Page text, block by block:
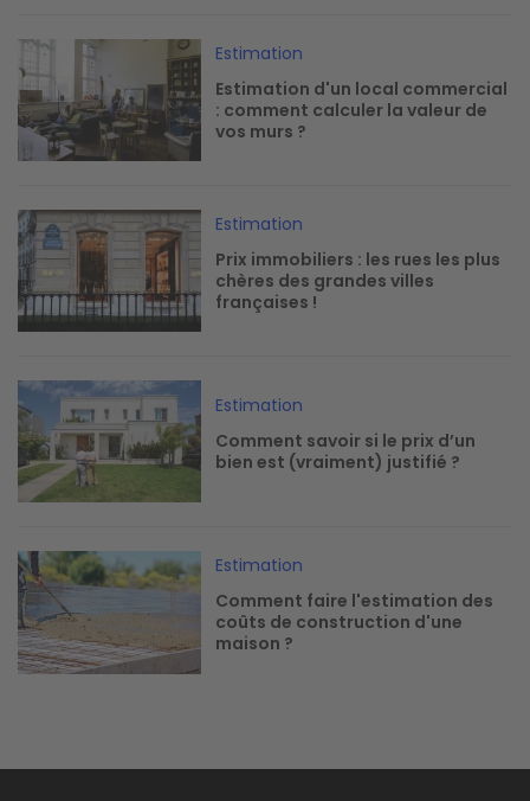
Image
Estimation
Estimation d'un local commercial
: comment calculer la valeur de
vos murs ?
Image
Estimation
Prix immobiliers : les rues les plus
chères des grandes villes
françaises !
Image
Estimation
Comment savoir si le prix d’un
bien est (vraiment) justifié ?
Image
Estimation
Comment faire l'estimation des
coûts de construction d'une
maison ?